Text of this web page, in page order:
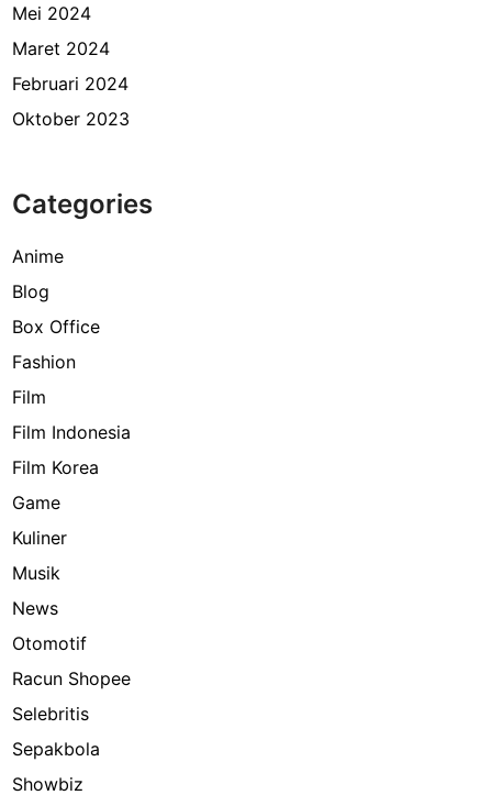
Mei 2024
Maret 2024
Februari 2024
Oktober 2023
Categories
Anime
Blog
Box Office
Fashion
Film
Film Indonesia
Film Korea
Game
Kuliner
Musik
News
Otomotif
Racun Shopee
Selebritis
Sepakbola
Showbiz